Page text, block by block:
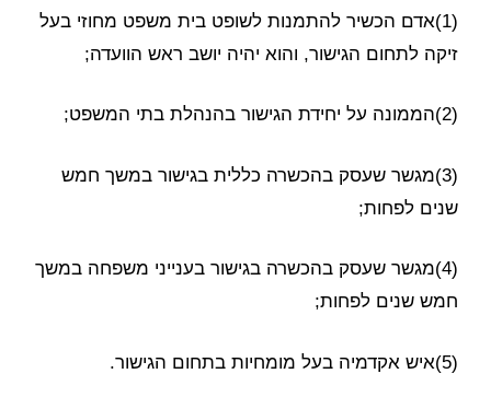
(1)אדם הכשיר להתמנות לשופט בית משפט מחוזי בעל
זיקה לתחום הגישור, והוא יהיה יושב ראש הוועדה;
(2)הממונה על יחידת הגישור בהנהלת בתי המשפט;
(3)מגשר שעסק בהכשרה כללית בגישור במשך חמש
שנים לפחות;
(4)מגשר שעסק בהכשרה בגישור בענייני משפחה במשך
חמש שנים לפחות;
(5)איש אקדמיה בעל מומחיות בתחום הגישור.